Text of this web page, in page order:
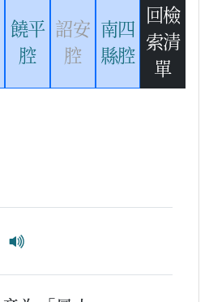
饒平
腔
詔安
腔
南四
縣腔
回檢
索清
單